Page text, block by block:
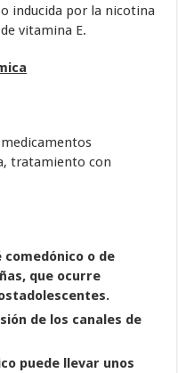
inducida por la nicotina
vitamina E.
tratamiento con
comedónico o de
que ocurre
de los canales de
puede llevar unos